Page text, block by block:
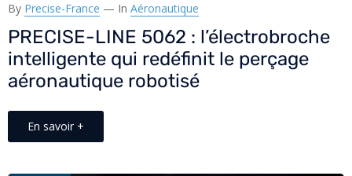
By Precise-France — In Aéronautique
PRECISE-LINE 5062 : l’électrobroche
intelligente qui redéfinit le perçage
aéronautique robotisé
En savoir +